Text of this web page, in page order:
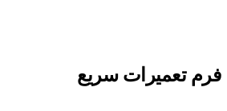
فرم تعمیرات سریع